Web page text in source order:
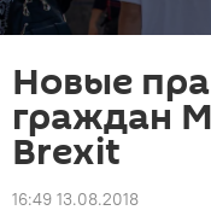
Новые
граждан
Brexit
16:49 13.08.2018